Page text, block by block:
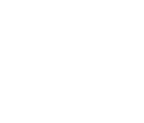
eller
lita på oss för
priser.
i pålitlig
naturen!